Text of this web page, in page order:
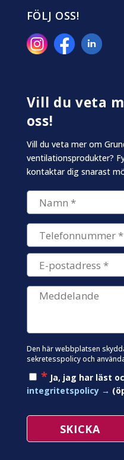
FÖLJ OSS!
Vill du veta
oss!
Vill du veta mer om
ventilationsprodukter?
kontaktar dig snarast
Den här webbplatsen
sekretesspolicyoch
*Ja, jag har läst
integritetspolicy